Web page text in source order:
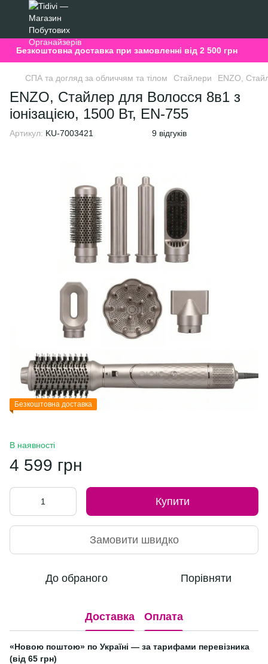
Безкоштовна доставка при замовленні від 2 500 грн
СПА та догляд за обличчям та тілом Стайлери ENZO,
ENZO, Стайлер для Волосся 8в1 з
іонізацією, 1500 Вт, EN-755
Артикул: KU-7003421 9 відгуків
Безкоштовна доставка
В наявності
4 599 грн
Купити
Замовити швидко
До обраного Порівняти
Доставка Оплата
«Новою поштою» по Україні — за тарифами перевізника
(від 65 грн)